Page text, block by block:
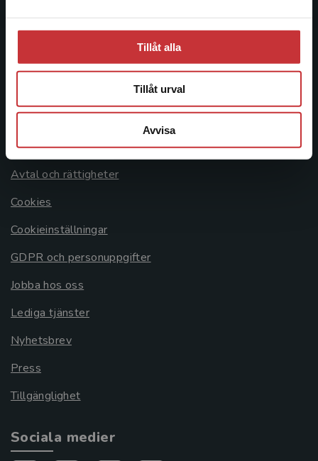
Tillåt alla
Tillåt urval
Avvisa
Systemkrav
Allmänna länkar
Om oss
Avtal och rättigheter
Cookies
Cookieinställningar
GDPR och personuppgifter
Jobba hos oss
Lediga tjänster
Nyhetsbrev
Press
Tillgänglighet
Sociala medier